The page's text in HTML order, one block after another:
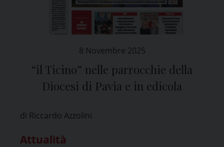
8 Novembre 2025
“il Ticino” nelle parrocchie della
Diocesi di Pavia e in edicola
di Riccardo Azzolini
Attualità